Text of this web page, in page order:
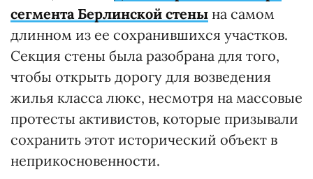
сегмента Берлинской стены на самом
длинном из ее сохранившихся участков.
Секция стены была разобрана для того,
чтобы открыть дорогу для возведения
жилья класса люкс, несмотря на массовые
протесты активистов, которые призывали
сохранить этот исторический объект в
неприкосновенности.